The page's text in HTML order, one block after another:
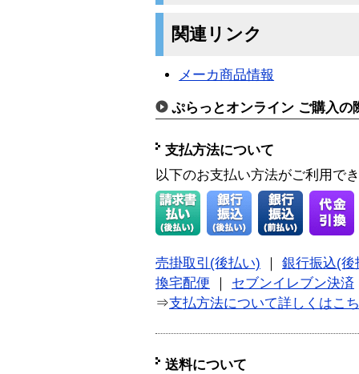
関連リンク
メーカ商品情報
ぷらっとオンライン ご購入の
支払方法について
以下のお支払い方法がご利用で
売掛取引(後払い)
銀行振込(後
換宅配便
セブンイレブン決済
⇒支払方法について詳しくはこ
送料について